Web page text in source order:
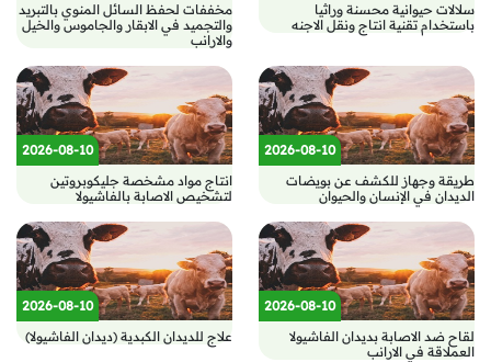
سلالات حيوانية محسنة وراثيا
باستخدام تقنية انتاج ونقل الاجنه
مخففات لحفظ السائل المنوي بالتبريد
والتجميد في الابقار والجاموس والخيل
والارانب
2026-08-10
طريقة وجهاز للكشف عن بويضات
الديدان في الإنسان والحيوان
2026-08-10
انتاج مواد مشخصة جليكوبروتين
لتشخيص الاصابة بالفاشيولا
2026-08-10
لقاح ضد الاصابة بديدان الفاشيولا
العملاقة في الارانب
2026-08-10
علاج للديدان الكبدية (ديدان الفاشيولا)